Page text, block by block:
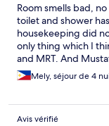
Room smells bad,
toilet and shower
housekeeping did
only thing which I
and MRT. And
hotel, bring along
Toothbrush and
automatically
Mely, séjour de 4
Avis vérifié